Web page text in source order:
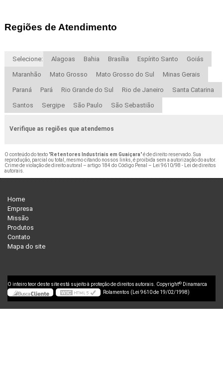
Regiões de Atendimento
Selecione: Alagoas Bahia Brasília Espírito Santo Goiás
Maranhão Mato Grosso Mato Grosso do Sul Minas Gerais
Paraná Pará Rio Grande do Sul Rio de Janeiro Santa Catarina
Santos Sergipe São Paulo São Sebastião
Verifique as regiões que atendemos
O conteúdo do texto "Retentores Industriais em Guaiçara" é de direito reservado. Sua
reprodução, parcial ou total, mesmo citando nossos links, é proibida sem a autorização do autor.
Crime de violação de direito autoral – artigo 184 do Código Penal – Lei 9610/98 - Lei de direitos
autorais.
Home
Empresa
Missão
Produtos
Contato
Mapa do site
O inteiro teor deste site está sujeito à proteção de direitos autorais. Copyright© Dinamarca
Rolamentos (Lei 9610 de 19/02/1998)